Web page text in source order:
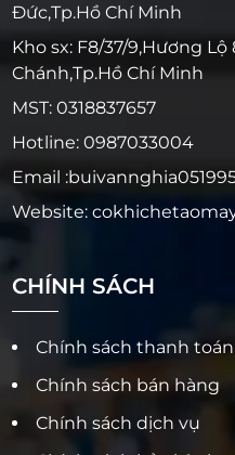
Đức,Tp.Hồ Chí Minh
Kho sx: F8/37/9,Hương
Chánh,Tp.Hồ Chí Minh
MST: 0318837657
Hotline: 0987033004
Email
Website:
CHÍNH SÁCH
Chính sách thanh toán
Chính sách bán hàng
Chính sách dịch vụ